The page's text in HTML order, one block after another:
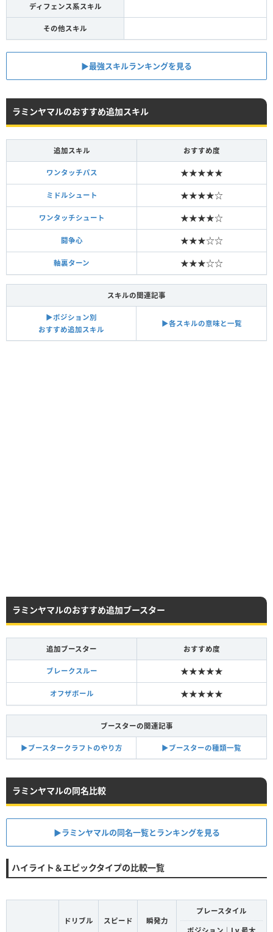
ディフェンス系スキル
その他スキル
▶︎最強スキルランキングを見る
ラミンヤマルのおすすめ追加スキル
追加スキル おすすめ度
ワンタッチパス ★★★★★
ミドルシュート ★★★★☆
ワンタッチシュート ★★★★☆
闘争心 ★★★☆☆
軸裏ターン ★★★☆☆
スキルの関連記事
▶︎ポジション別
おすすめ追加スキル
▶︎各スキルの意味と一覧
ラミンヤマルのおすすめ追加ブースター
追加ブースター おすすめ度
ブレークスルー ★★★★★
オフザボール ★★★★★
ブースターの関連記事
▶︎ブースタークラフトのやり方 ▶︎ブースターの種類一覧
ラミンヤマルの同名比較
▶︎ラミンヤマルの同名一覧とランキングを見る
ハイライト＆エピックタイプの比較一覧
ドリブル スピード 瞬発力
プレースタイル